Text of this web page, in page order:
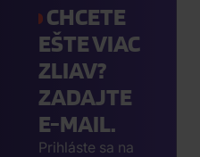
CHCETE
EŠTE VIAC
ZLIAV?
ZADAJTE
E-MAIL.
Prihláste sa na